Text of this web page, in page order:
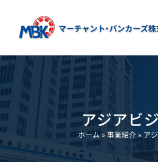
content
アジアビ
ホーム »事業紹介 » ア